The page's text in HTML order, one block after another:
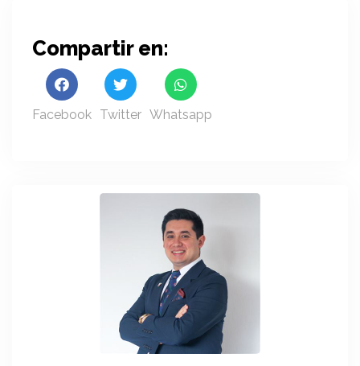
Compartir en:
Facebook Twitter Whatsapp